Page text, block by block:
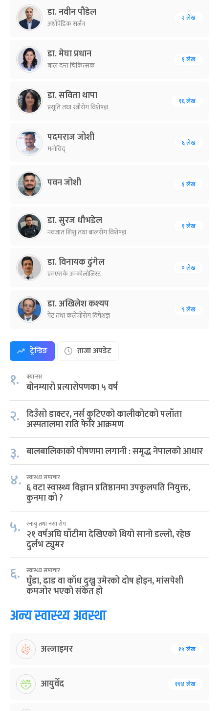
डा. नवीन पौडेल
अर्थोपेडिक सर्जन
२ लेख
डा. मेघा प्रधान
बाल दन्त चिकित्सक
१ लेख
डा. सविता थापा
प्रसूति तथा स्त्रीरोग विशेषज्ञ
१६ लेख
पदमराज जोशी
मनोविद्
६ लेख
पवन जोशी १ लेख
डा. सुरज धौभडेल
नवजात शिशु तथा बालरोग विशेषज्ञ
१ लेख
डा. विनायक ढुंगेल
एमएसके अन्कोलोजिस्ट
० लेख
डा. अखिलेश कश्यप
पेट तथा कलेजोरोग विषेशज्ञ
९ लेख
ट्रेन्डिङ ताजा अपडेट
१. क्यान्सर
बोनम्यारो प्रत्यारोपणका ५ वर्ष
२. दिउँसो डाक्टर, नर्स कुटिएको कालीकोटको पलाँता
अस्पतालमा राति फेरि आक्रमण
३. बालबालिकाको पोषणमा लगानी : समृद्ध नेपालको आधार
४. स्वास्थ्य समाचार
६ वटा स्वास्थ्य विज्ञान प्रतिष्ठानमा उपकुलपति नियुक्त,
कुनमा को ?
५. स्नायु तथा नसा रोग
२१ वर्षअघि घाँटीमा देखिएको थियो सानो डल्लो, रहेछ
दुर्लभ ट्युमर
६. स्वास्थ्य समाचार
घुँडा, ढाड वा काँध दुख्नु उमेरको दोष होइन, मांसपेशी
कमजोर भएको संकेत हो
अन्य स्वास्थ्य अवस्था
अल्जाइमर १५ लेख
आयुर्वेद ११४ लेख